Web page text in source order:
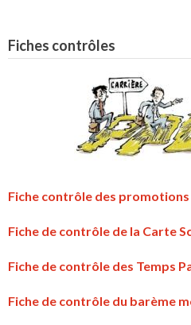
Fiches contrôles
Fiche contrôle des promotions
Fiche de contrôle de la Carte
Fiche de contrôle des Temps
Fiche de contrôle du barème